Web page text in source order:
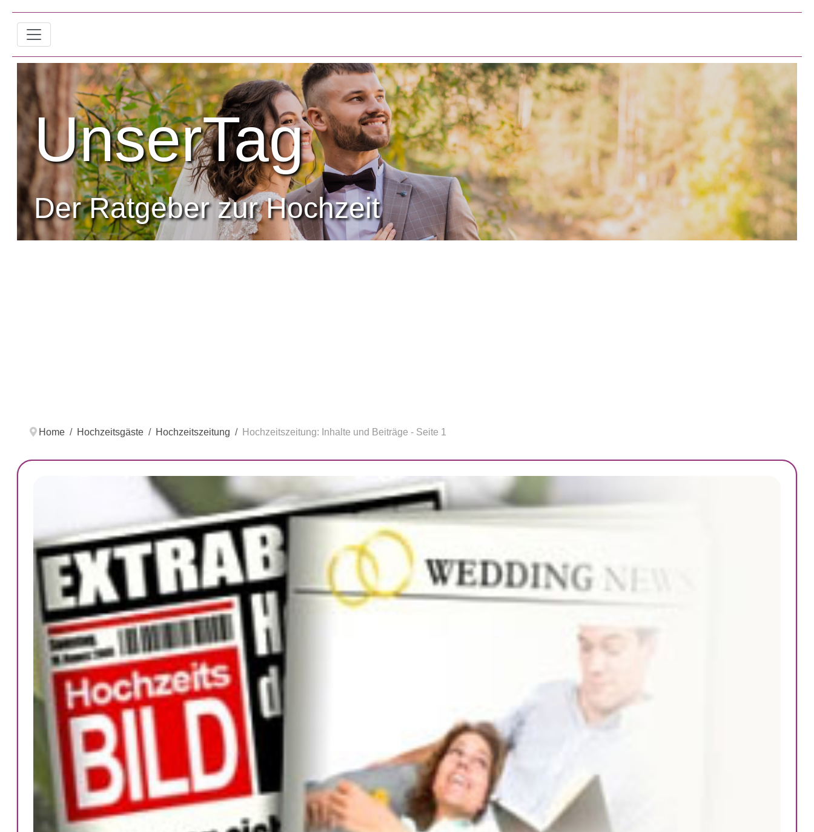
UnserTag
Der Ratgeber zur Hochzeit
Home Hochzeitsgäste Hochzeitszeitung Hochzeitszeitung: Inhalte und Beiträge - Seite 1